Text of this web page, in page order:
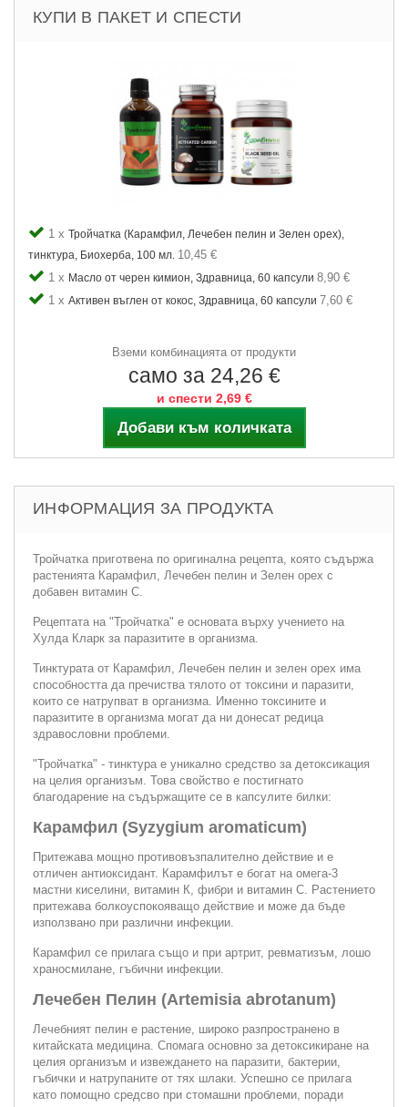
КУПИ В ПАКЕТ И СПЕСТИ
1 x Тройчатка (Карамфил, Лечебен пелин и Зелен орех),
тинктура, Биохерба, 100 мл. 10,45 €
1 x Масло от черен кимион, Здравница, 60 капсули 8,90 €
1 x Активен въглен от кокос, Здравница, 60 капсули 7,60 €
Вземи комбинацията от продукти
само за 24,26 €
и спести 2,69 €
Добави към количката
ИНФОРМАЦИЯ ЗА ПРОДУКТА
Тройчатка приготвена по оригинална рецепта, която съдържа
растенията Карамфил, Лечебен пелин и Зелен орех с
добавен витамин С.
Рецептата на "Тройчатка" е основата върху учението на
Хулда Кларк за паразитите в организма.
Тинктурата от Карамфил, Лечебен пелин и зелен орех има
способността да пречиства тялото от токсини и паразити,
които се натрупват в организма. Именно токсините и
паразитите в организма могат да ни донесат редица
здравословни проблеми.
"Тройчатка" - тинктура е уникално средство за детоксикация
на целия организъм. Това свойство е постигнато
благодарение на съдържащите се в капсулите билки:
Карамфил (Syzygium aromaticum)
Притежава мощно противовъзпалително действие и е
отличен антиоксидант. Карамфилът е богат на омега-3
мастни киселини, витамин К, фибри и витамин С. Растението
притежава болкоуспокояващо действие и може да бъде
използвано при различни инфекции.
Карамфил се прилага също и при артрит, ревматизъм, лошо
храносмилане, гъбични инфекции.
Лечебен Пелин (Artemisia abrotanum)
Лечебният пелин е растение, широко разпространено в
китайската медицина. Спомага основно за дeтоксикиране на
целия организъм и извеждането на паразити, бактерии,
гъбички и натрупаните от тях шлаки. Успешно се прилага
като помощно средсво при стомашни проблеми, поради